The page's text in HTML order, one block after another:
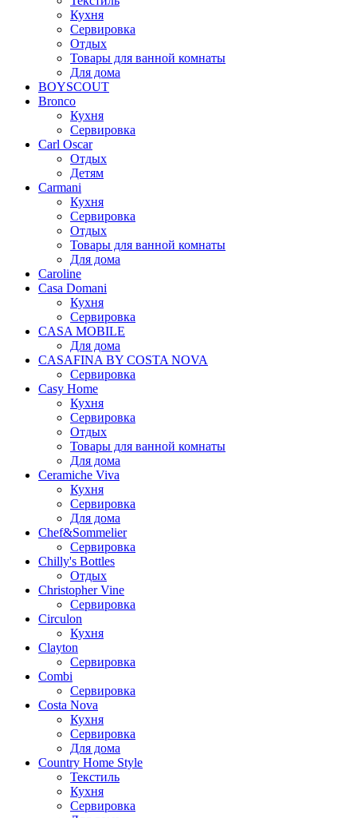
Кухня
Сервировка
Отдых
Товары для ванной комнаты
Для дома
BOYSCOUT
Bronco
Кухня
Сервировка
Carl Oscar
Отдых
Детям
Carmani
Кухня
Сервировка
Отдых
Товары для ванной комнаты
Для дома
Caroline
Casa Domani
Кухня
Сервировка
CASA MOBILE
Для дома
CASAFINA BY COSTA NOVA
Сервировка
Casy Home
Кухня
Сервировка
Отдых
Товары для ванной комнаты
Для дома
Ceramiche Viva
Кухня
Сервировка
Для дома
Chef&Sommelier
Сервировка
Chilly's Bottles
Отдых
Christopher Vine
Сервировка
Circulon
Кухня
Clayton
Сервировка
Combi
Сервировка
Costa Nova
Кухня
Сервировка
Для дома
Country Home Style
Текстиль
Кухня
Сервировка